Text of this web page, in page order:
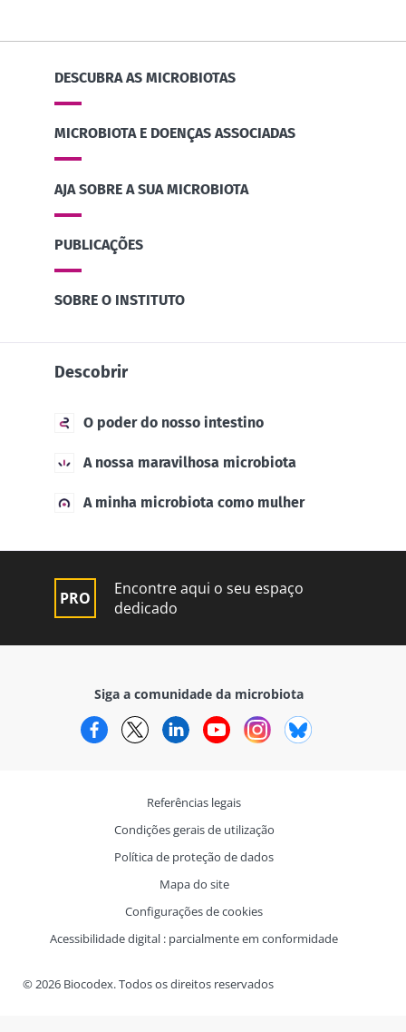
DESCUBRA AS MICROBIOTAS
MICROBIOTA E DOENÇAS ASSOCIADAS
AJA SOBRE A SUA MICROBIOTA
PUBLICAÇÕES
SOBRE O INSTITUTO
Descobrir
O poder do nosso intestino
A nossa maravilhosa microbiota
A minha microbiota como mulher
Encontre aqui o seu espaço
dedicado
Siga a comunidade da microbiota
FacebookTwitterLinkedInYouTubeInstagram
© 2026 Biocodex. Todos os direitos reservados
Referências legais
Condições gerais de utilização
Política de proteção de dados
Mapa do site
Configurações de cookies
Acessibilidade digital : parcialmente em conformidade